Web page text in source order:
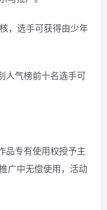
，选手可获得由少年
人气榜前十名选手可
品专有使用权授予主
广中无偿使用，活动